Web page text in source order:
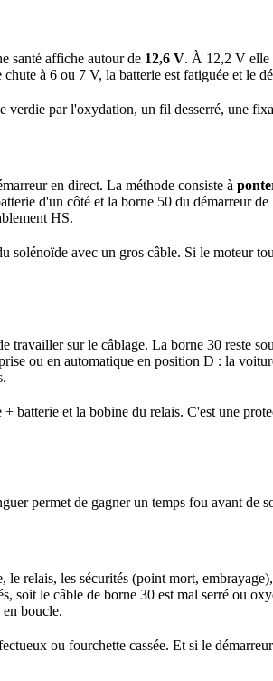
santé affiche autour de 12,6 V. À 12,2 V elle
à 6 ou 7 V, la batterie est fatiguée et le
verdie par l'oxydation, un fil desserré, une
en direct. La méthode consiste à
d'un côté et la borne 50 du démarreur
HS.
avec un gros câble. Si le moteur
travailler sur le câblage. La borne 30 reste
ou en automatique en position D : la
batterie et la bobine du relais. C'est une
permet de gagner un temps fou avant de
relais, les sécurités (point mort,
soit le câble de borne 30 est mal serré ou
boucle.
ou fourchette cassée. Et si le